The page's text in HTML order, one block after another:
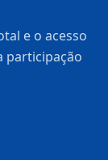
e o acesso
participação